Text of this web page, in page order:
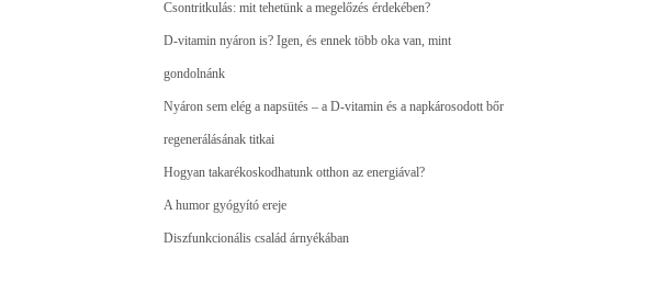
Csontritkulás: mit tehetünk a megelőzés érdekében?
D-vitamin nyáron is? Igen, és ennek több oka van, mint
gondolnánk
Nyáron sem elég a napsütés – a D-vitamin és a napkárosodott bőr
regenerálásának titkai
Hogyan takarékoskodhatunk otthon az energiával?
A humor gyógyító ereje
Diszfunkcionális család árnyékában